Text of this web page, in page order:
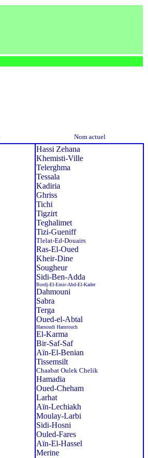
Nom actuel
Hassi Zehana
Khemisti-Ville
Telerghma
Tessala
Kadiria
Ghriss
Tichi
Tigzirt
Teghalimet
Tizi-Gueniff
Tlelat-Ed-Douairs
Ras-El-Oued
Kheir-Dine
Sougheur
Sidi-Ben-Adda
Bordj-El-Emir-Abd-El-Kader
Dahmouni
Sabra
Terga
Oued-el-Abtal
Harnoudi Hamrouch
El-Karma
Bir-Saf-Saf
Aïn-El-Benian
Tissemsilt
Chaabat Oulek Chelik
Hamadia
Oued-Cheham
Larhat
Aïn-Lechiakh
Moulay-Larbi
Sidi-Hosni
Ouled-Fares
Aïn-El-Hassel
Merine